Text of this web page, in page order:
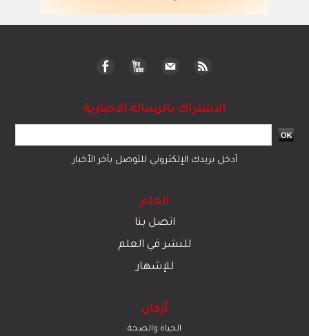
الاشتراك بالرسالة الاخبارية
أدخل بريدك الإلكتروني للتوصل بآخر الأخبار
العلم
اتصل بنا
للنشر في العلم
للإشهار
أركان
الحياة والصحة